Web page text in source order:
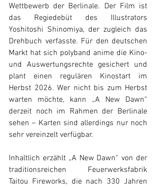
Wettbewerb der Berlinale. Der Film ist
das Regiedebüt des Illustrators
Yoshitoshi Shinomiya, der zugleich das
Drehbuch verfasste. Für den deutschen
Markt hat sich polyband anime die Kino-
und Auswertungsrechte gesichert und
plant einen regulären Kinostart im
Herbst 2026. Wer nicht bis zum Herbst
warten möchte, kann „A New Dawn“
derzeit noch im Rahmen der Berlinale
sehen – Karten sind allerdings nur noch
sehr vereinzelt verfügbar.
Inhaltlich erzählt „A New Dawn“ von der
traditionsreichen Feuerwerksfabrik
Taitou Fireworks, die nach 330 Jahren